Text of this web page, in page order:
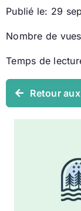
Publié le: 29
Nombre de
Temps de
Retour